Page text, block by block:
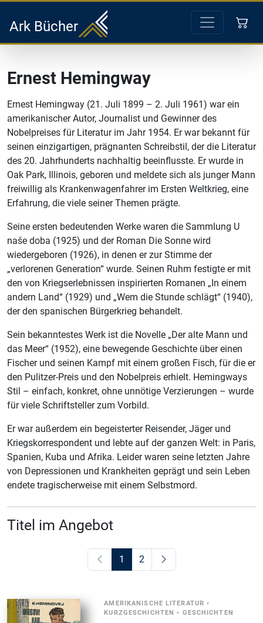
Ark Bücher
Ernest Hemingway
Ernest Hemingway (21. Juli 1899 – 2. Juli 1961) war ein
amerikanischer Autor, Journalist und Gewinner des
Nobelpreises für Literatur im Jahr 1954. Er war bekannt für
seinen einzigartigen, prägnanten Schreibstil, der die Literatur
des 20. Jahrhunderts nachhaltig beeinflusste. Er wurde in
Oak Park, Illinois, geboren und meldete sich als junger Mann
freiwillig als Krankenwagenfahrer im Ersten Weltkrieg, eine
Erfahrung, die viele seiner Themen prägte.
Seine ersten bedeutenden Werke waren die Sammlung U
naše doba (1925) und der Roman Die Sonne wird
wiedergeboren (1926), in denen er zur Stimme der
„verlorenen Generation“ wurde. Seinen Ruhm festigte er mit
den von Kriegserlebnissen inspirierten Romanen „In einem
andern Land“ (1929) und „Wem die Stunde schlägt“ (1940),
der den spanischen Bürgerkrieg behandelt.
Sein bekanntestes Werk ist die Novelle „Der alte Mann und
das Meer“ (1952), eine bewegende Geschichte über einen
Fischer und seinen Kampf mit einem großen Fisch, für die er
den Pulitzer-Preis und den Nobelpreis erhielt. Hemingways
Stil – einfach, konkret, ohne unnötige Verzierungen – wurde
für viele Schriftsteller zum Vorbild.
Er war außerdem ein begeisterter Reisender, Jäger und
Kriegskorrespondent und lebte auf der ganzen Welt: in Paris,
Spanien, Kuba und Afrika. Leider waren seine letzten Jahre
von Depressionen und Krankheiten geprägt und sein Leben
endete tragischerweise mit einem Selbstmord.
Titel im Angebot
1 2
AMERIKANISCHE LITERATUR •
KURZGESCHICHTEN • GESCHICHTEN